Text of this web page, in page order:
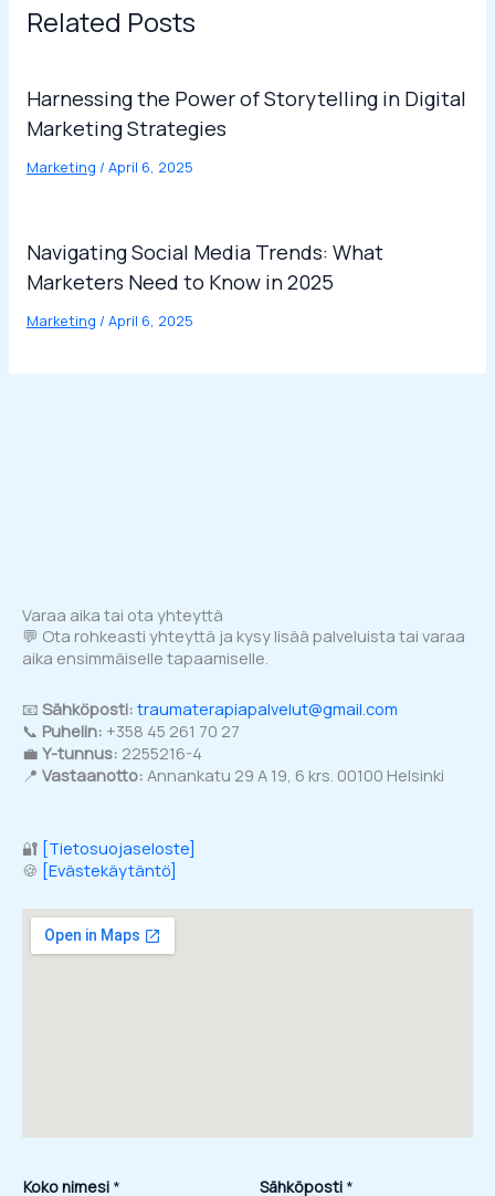
Related Posts
Harnessing the Power of Storytelling in Digital
Marketing Strategies
Marketing / April 6, 2025
Navigating Social Media Trends: What
Marketers Need to Know in 2025
Marketing / April 6, 2025
Varaa aika tai ota yhteyttä
💬 Ota rohkeasti yhteyttä ja kysy lisää palveluista tai varaa
aika ensimmäiselle tapaamiselle.
📧 Sähköposti: traumaterapiapalvelut@gmail.com
📞 Puhelin: +358 45 261 70 27
💼 Y-tunnus: 2255216-4
📍 Vastaanotto: Annankatu 29 A 19, 6 krs. 00100 Helsinki
🔐 [Tietosuojaseloste]
🍪 [Evästekäytäntö]
Koko nimesi * Sähköposti *